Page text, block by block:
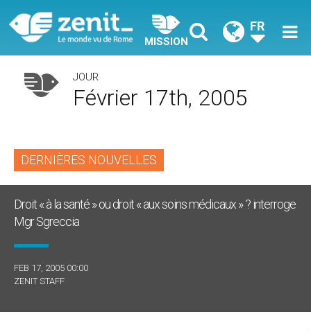
MISSION
FR
JOUR
Février 17th, 2005
DERNIÈRES NOUVELLES
Droit « à la santé » ou droit « aux soins médicaux » ? interroge
Mgr Sgreccia
FEB 17, 2005 00:00
ZENIT STAFF